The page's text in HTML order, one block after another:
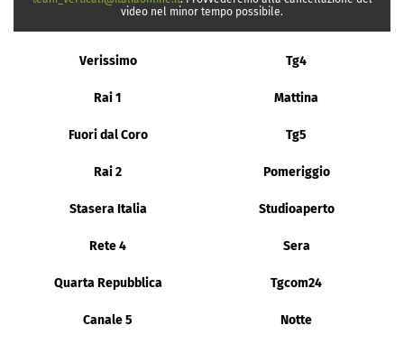
video nel minor tempo possibile.
Verissimo Tg4
Rai 1 Mattina
Fuori dal Coro Tg5
Rai 2 Pomeriggio
Stasera Italia Studioaperto
Rete 4 Sera
Quarta Repubblica Tgcom24
Canale 5 Notte